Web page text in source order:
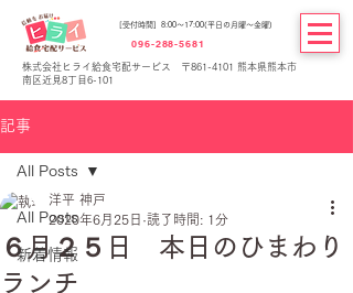
[受付時間] 8:00～17:00(平日の月曜～金曜)
096-288-5681
株式会社ヒライ給食宅配サービス 〒861-4101 熊本県熊本市
南区近見8丁目6-101
記事
All Posts
新着情報
All Posts
６月２５日 本日のひまわり
ランチ
洋平 神戸
2020年6月25日 読了時間: 1分